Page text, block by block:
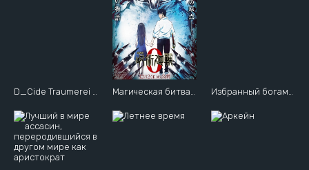
D_Cide Traumerei the Animation Магическая битва (фильм) Избранный богами [ТВ-2]